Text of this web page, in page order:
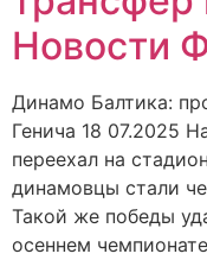
Новости
Динамо Балтика:
Генича 18 07.2025
переехал на
динамовцы стали
Такой же победы
осеннем